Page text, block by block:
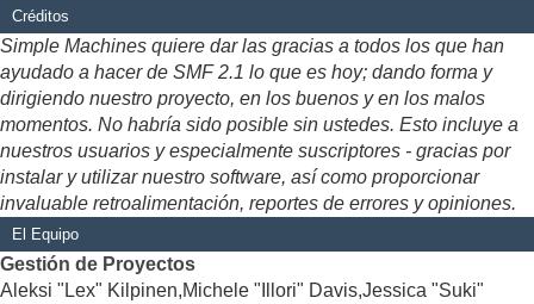
Créditos
Simple Machines quiere dar las gracias a todos los que han
ayudado a hacer de SMF 2.1 lo que es hoy; dando forma y
dirigiendo nuestro proyecto, en los buenos y en los malos
momentos. No habría sido posible sin ustedes. Esto incluye a
nuestros usuarios y especialmente suscriptores - gracias por
instalar y utilizar nuestro software, así como proporcionar
invaluable retroalimentación, reportes de errores y opiniones.
El Equipo
Gestión de Proyectos
Aleksi "Lex" Kilpinen,Michele "Illori" Davis,Jessica "Suki"